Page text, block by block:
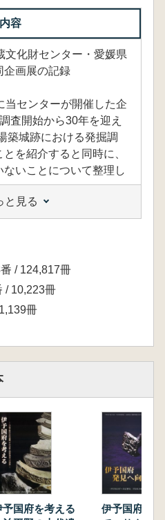
内容
文化財センター・愛媛県
企画展の記録
センターが開催した企
査開始から30年を迎え
築城跡における発掘調
を紹介すると同時に、
ないことについて整理し
と見る
/ 124,817冊
/ 10,223冊
冊
予国府を考える
伊予国府発